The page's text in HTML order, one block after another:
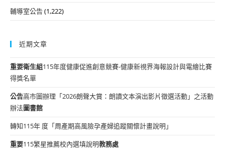
輔導室公告(1,222)
近期文章
重要衛生組115年度健康促進創意競賽-健康新視界海報設計與電繪比賽
得獎名單
公告高市圖辦理「2026朗聲大賞：朗讀文本演出影片徵選活動」之活動
辦法圖書館
轉知115年 度「周產期高風險孕產婦追蹤關懷計畫說明」
重要115繁星推薦校內選填說明教務處